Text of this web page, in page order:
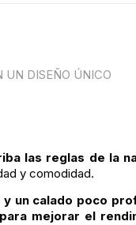
DISEÑO ÚNICO
las reglas de la
y comodidad.
un calado poco
mejorar el